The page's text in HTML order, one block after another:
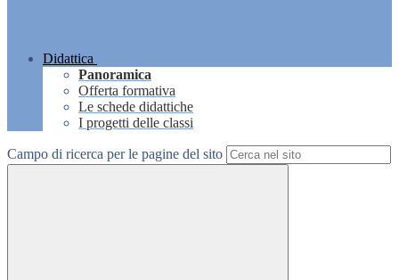
Didattica
Panoramica
Offerta formativa
Le schede didattiche
I progetti delle classi
Campo di ricerca per le pagine del sito